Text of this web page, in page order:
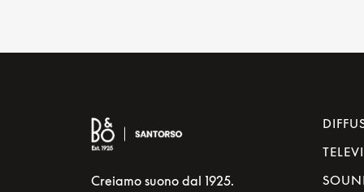
Creiamo suono dal 1925.